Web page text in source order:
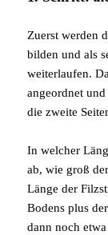
Zuerst werden
bilden und als
weiterlaufen.
angeordnet
die zweite
In welcher
ab, wie groß
Länge der
Bodens plus
dann noch